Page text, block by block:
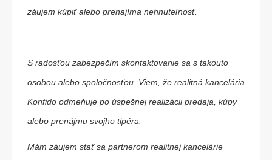
záujem kúpiť alebo prenajíma nehnuteľnosť.
S radosťou zabezpečím skontaktovanie sa s takouto
osobou alebo spoločnosťou. Viem, že realitná kancelária
Konfido odmeňuje po úspešnej realizácii predaja, kúpy
alebo prenájmu svojho tipéra.
Mám záujem stať sa partnerom realitnej kancelárie